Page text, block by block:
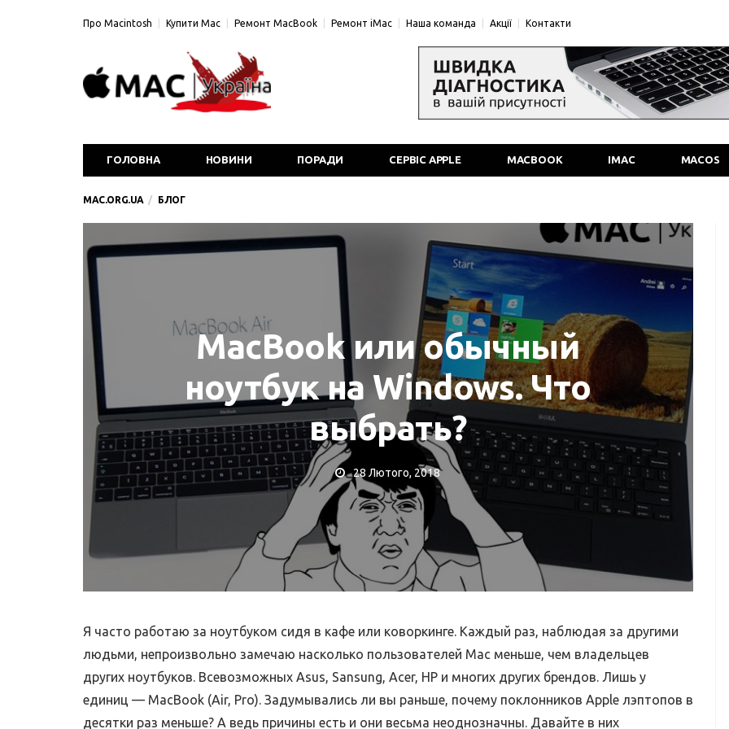
Про Macintosh Купити Mac Ремонт MacBook Ремонт iMac Наша команда Акції Контакти
ГОЛОВНА НОВИНИ ПОРАДИ СЕРВІС APPLE MACBOOK IMAC MACOS
MAC.ORG.UA БЛОГ
MacBook или обычный
ноутбук на Windows. Что
выбрать?
28 Лютого, 2018
Я часто работаю за ноутбуком сидя в кафе или коворкинге. Каждый раз, наблюдая за другими
людьми, непроизвольно замечаю насколько пользователей Mac меньше, чем владельцев
других ноутбуков. Всевозможных Asus, Sansung, Acer, HP и многих других брендов. Лишь у
единиц — MacBook (Air, Pro). Задумывались ли вы раньше, почему поклонников Apple лэптопов в
десятки раз меньше? А ведь причины есть и они весьма неоднозначны. Давайте в них
заміна
РЕМОНТ IMAC
Ремонт iMac
КОРИСНІ ПОРАДИ ТА ОГЛЯДИ
Де купити MacBook?
Як перевірити?